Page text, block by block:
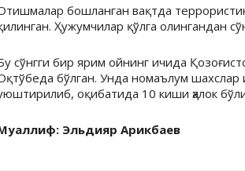
бошланган вақтда
Ҳужумчилар қўлга олингандан
сўнгги бир ярим ойнинг ичида
бўлган. Унда номаълум шахслар
оқибатида 10 киши ҳалок
Эльдияр Арикбаев